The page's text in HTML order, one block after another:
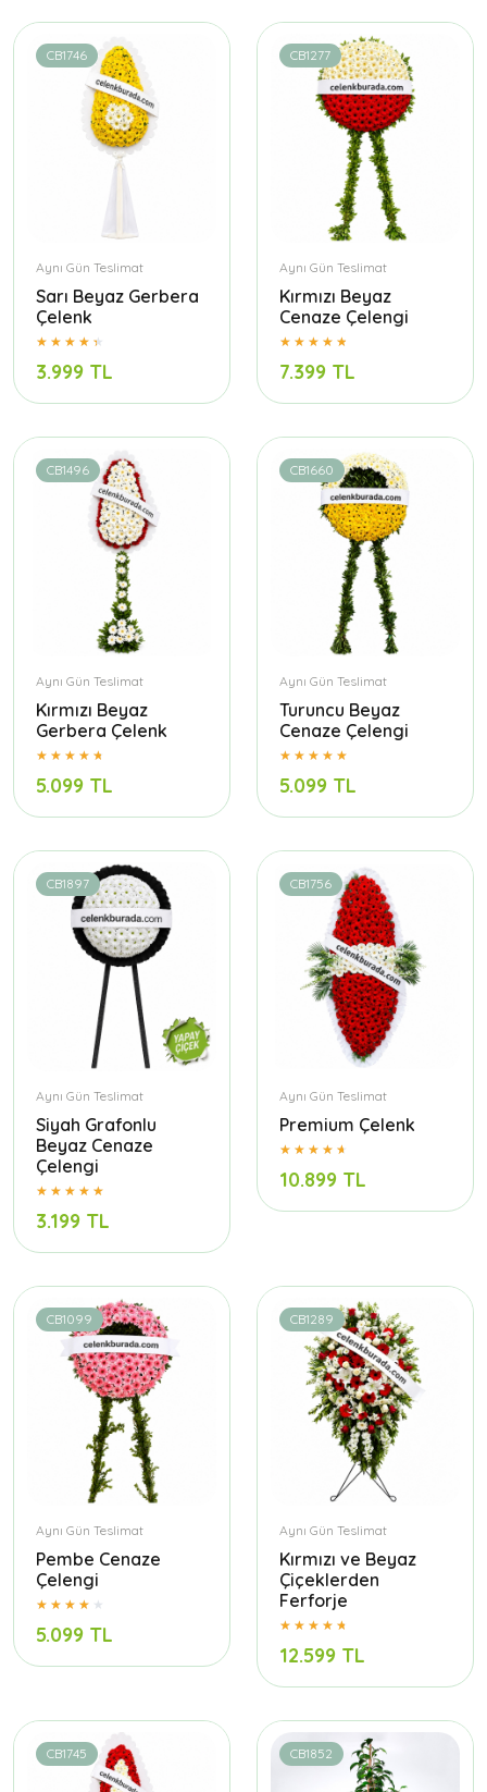
CB1746
Aynı Gün Teslimat
Sarı Beyaz Gerbera
Çelenk
3.999 TL
CB1277
Aynı Gün Teslimat
Kırmızı Beyaz
Cenaze Çelengi
7.399 TL
CB1496
Aynı Gün Teslimat
Kırmızı Beyaz
Gerbera Çelenk
5.099 TL
CB1660
Aynı Gün Teslimat
Turuncu Beyaz
Cenaze Çelengi
5.099 TL
CB1897
Aynı Gün Teslimat
Siyah Grafonlu
Beyaz Cenaze
Çelengi
3.199 TL
CB1756
Aynı Gün Teslimat
Premium Çelenk
10.899 TL
CB1099
Aynı Gün Teslimat
Pembe Cenaze
Çelengi
5.099 TL
CB1289
Aynı Gün Teslimat
Kırmızı ve Beyaz
Çiçeklerden
Ferforje
12.599 TL
CB1745 CB1852